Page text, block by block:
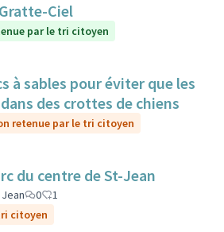
Ciel
par le tri citoyen
à sables pour éviter que les
des crottes de chiens
retenue par le tri citoyen
du centre de St-Jean
0
1
citoyen